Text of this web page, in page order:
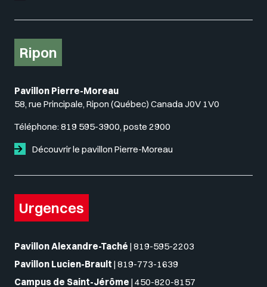
Ripon
Pavillon Pierre-Moreau
58, rue Principale, Ripon (Québec) Canada J0V 1V0
Téléphone: 819 595-3900, poste 2900
Découvrir le pavillon Pierre-Moreau
Urgences
Pavillon Alexandre-Taché | 819-595-2203
Pavillon Lucien-Brault | 819-773-1639
Campus de Saint-Jérôme | 450-820-8157